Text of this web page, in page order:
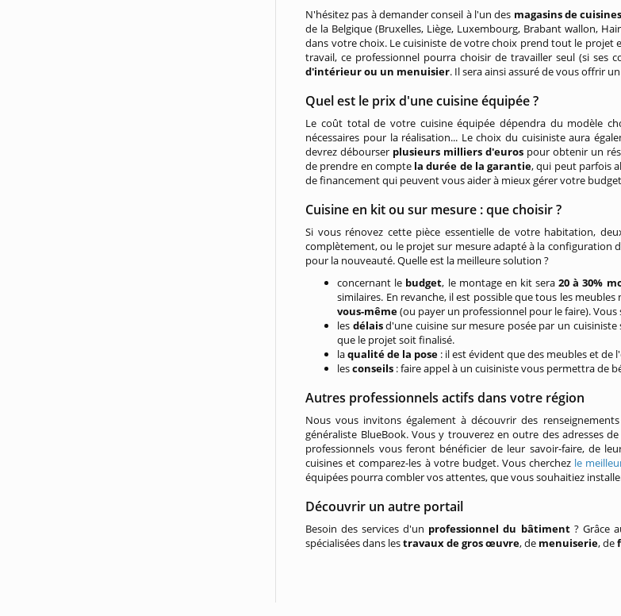
N'hésitez pas à demander conseil à l'un des magasins de cuisines
de la Belgique (Bruxelles, Liège, Luxembourg, Brabant wallon,
dans votre choix. Le cuisiniste de votre choix prend tout le projet
travail, ce professionnel pourra choisir de travailler seul (si ses
d'intérieur ou un menuisier. Il sera ainsi assuré de vous offrir
Quel est le prix d'une cuisine équipée ?
Le coût total de votre cuisine équipée dépendra du modèle
nécessaires pour la réalisation... Le choix du cuisiniste aura
devrez débourser plusieurs milliers d'euros pour obtenir un
de prendre en compte la durée de la garantie, qui peut parfois
de financement qui peuvent vous aider à mieux gérer votre
Cuisine en kit ou sur mesure : que choisir ?
Si vous rénovez cette pièce essentielle de votre habitation,
complètement, ou le projet sur mesure adapté à la configuration
pour la nouveauté. Quelle est la meilleure solution ?
concernant le budget, le montage en kit sera20 à 30%
similaires. En revanche, il est possible que tous les
vous-même(ou payer un professionnel pour le faire).
les délaisd'une cuisine sur mesure posée par un
que le projet soit finalisé.
laqualité de la pose : il est évident que des meubles et
lesconseils : faire appel à un cuisiniste vous permettra de
Autres professionnels actifs dans votre région
Nous vous invitons également à découvrir des
généraliste BlueBook. Vous y trouverez en outre des adresses
professionnels vous feront bénéficier de leur savoir-faire, de
cuisines et comparez-les à votre budget. Vous cherchez le
équipées pourra combler vos attentes, que vous souhaitiez
Découvrir un autre portail
Besoin des services d'un professionnel du bâtiment? Grâce
spécialisées dans lestravaux de gros œuvre, de menuiserie, de